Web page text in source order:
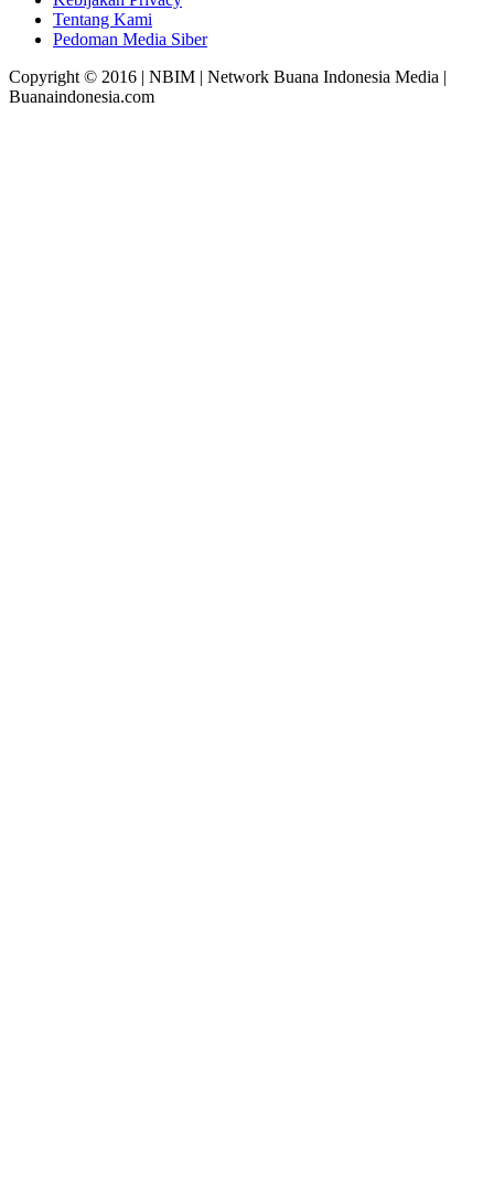
Tentang Kami
Pedoman Media Siber
Copyright © 2016 | NBIM | Network Buana Indonesia Media |
Buanaindonesia.com